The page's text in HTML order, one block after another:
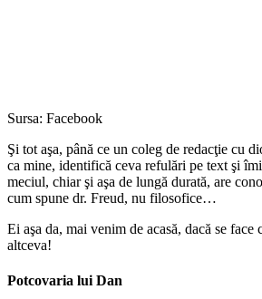
Sursa: Facebook
Şi tot aşa, până ce un coleg de redacţie cu
ca mine, identifică ceva refulări pe text şi
meciul, chiar şi aşa de lungă durată, are
cum spune dr. Freud, nu filosofice…
Ei aşa da, mai venim de acasă, dacă se face
altceva!
Potcovaria lui Dan